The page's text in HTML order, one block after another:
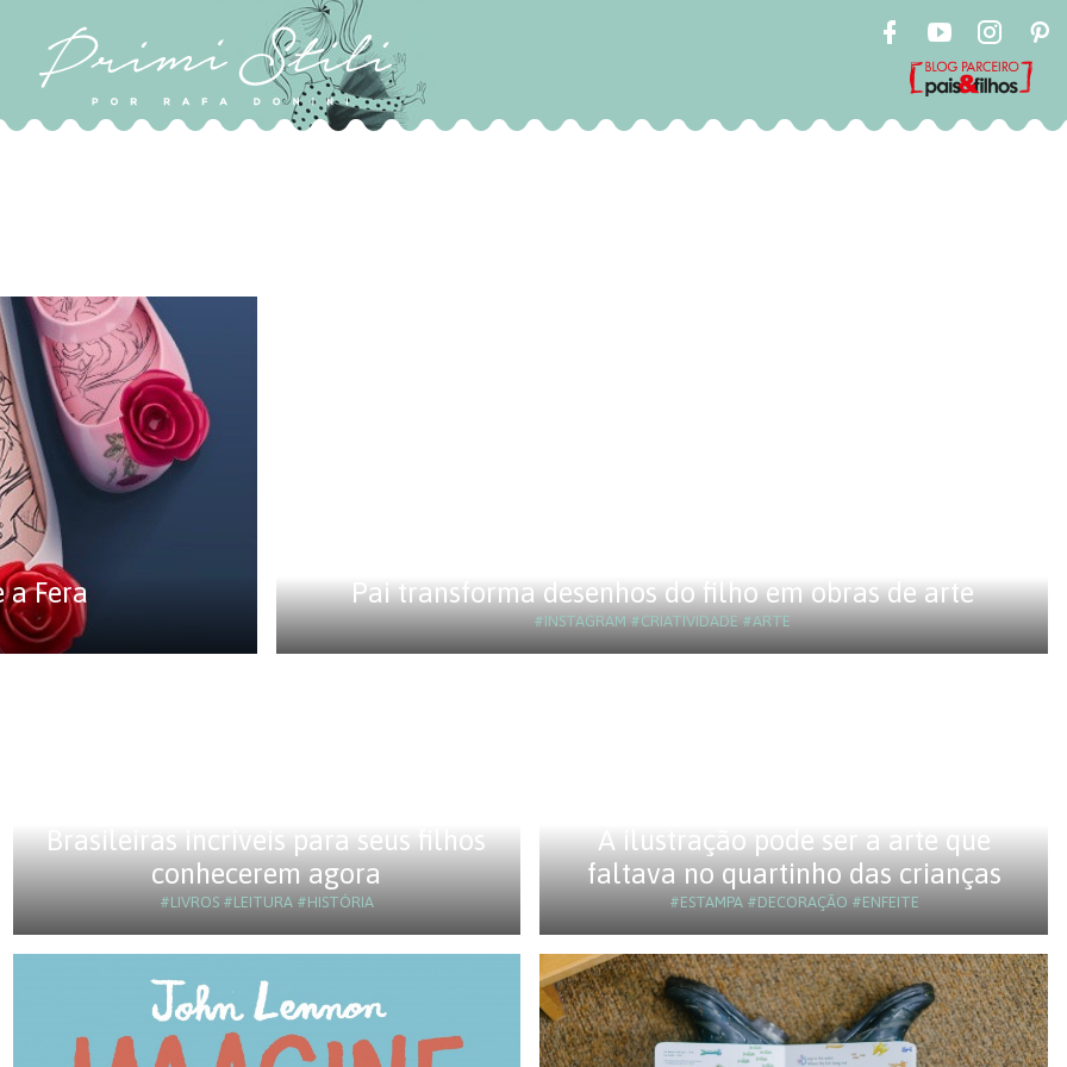
a Fera Pai transforma desenhos do filho em obras de arte
#INSTAGRAM #CRIATIVIDADE #ARTE
Brasileiras incríveis para seus filhos
conhecerem agora
#LIVROS#LEITURA#HISTÓRIA
A ilustração pode ser a arte que
faltava no quartinho das crianças
#ESTAMPA#DECORAÇÃO #ENFEITE